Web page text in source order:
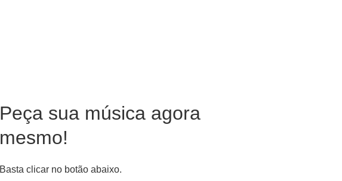
Peça sua música agora
mesmo!
Basta clicar no botão abaixo.